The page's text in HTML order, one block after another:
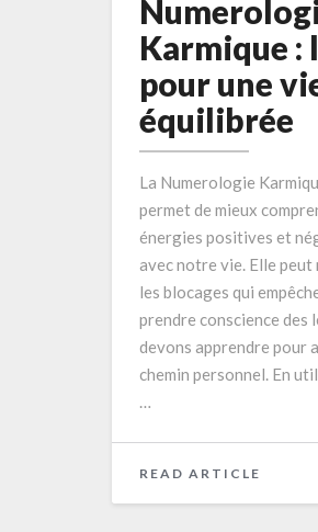
:
les
vie
Karmique :
pour une
équilibrée
La Numerologie
permet de mieux
énergies positives et
avec notre vie. Elle
les blocages qui
prendre conscience des
devons apprendre pour
chemin personnel. En
…
READ ARTICLE
MORE